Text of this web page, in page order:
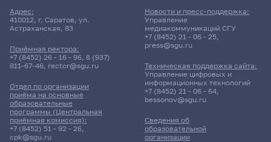
Адрес:
410012, г. Саратов, ул.
Астраханская, 83
Приёмная ректора:
+7 (8452) 26 - 16 - 96, 8 (937)
811-67-46, rector@sgu.ru
Отдел по организации
приёма на основные
образовательные
программы (Центральная
приёмная комиссия):
+7 (8452) 51 - 92 - 26,
cpk@sgu.ru
Сведения об
образовательной
организации
Новости и пресс-поддержка:
Управление
медиакоммуникаций СГУ
+7 (8452) 21 - 06 - 25,
press@sgu.ru
Техническая поддержка сайта:
Управление цифровых и
информационных технологий
+7 (8452) 21 - 06 - 64,
bessonov@sgu.ru